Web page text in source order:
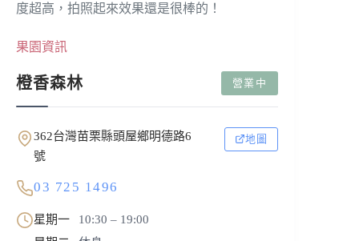
度超高，拍照起來效果還是很棒的！
果園資訊
橙香森林 營業中
362台灣苗栗縣頭屋鄉明德路6
號
地圖
03 725 1496
星期一
10:30 – 19:00